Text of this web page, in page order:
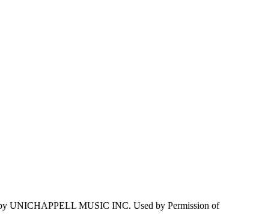
UNICHAPPELL MUSIC INC. Used by Permission of